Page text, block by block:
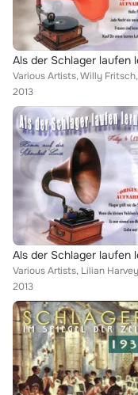
2013
2013